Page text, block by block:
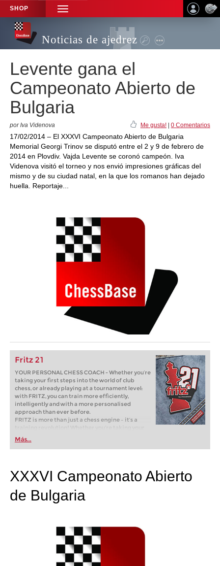
SHOP
TOGGLE
NAVIGATION
Noticias de ajedrez
Levente gana el
Campeonato Abierto de
Bulgaria
por Iva Videnova Me gusta! 0 Comentarios
17/02/2014 – El XXXVI Campeonato Abierto de Bulgaria
Memorial Georgi Trinov se disputó entre el 2 y 9 de febrero de
2014 en Plovdiv. Vajda Levente se coronó campeón. Iva
Videnova visitó el torneo y nos envió impresiones gráficas del
mismo y de su ciudad natal, en la que los romanos han dejado
huella. Reportaje...
Fritz 21
YOUR PERSONAL CHESS COACH - Whether you’re
taking your first steps into the world of club
chess, or already playing at a tournament level:
with FRITZ, you can train more efficiently,
intelligently and with a more personalised
approach than ever before.
FRITZ is more than just a chess engine – it’s a
training revolution! Whether you’re taking your
first steps into the world of club chess, or already
playing at a tournament level: with FRITZ, you can
train more efficiently, intelligently and with a
Más...
XXXVI Campeonato Abierto
de Bulgaria